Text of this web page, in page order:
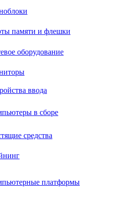
памяти и флешки
оборудование
ввода
в сборе
средства
платформы